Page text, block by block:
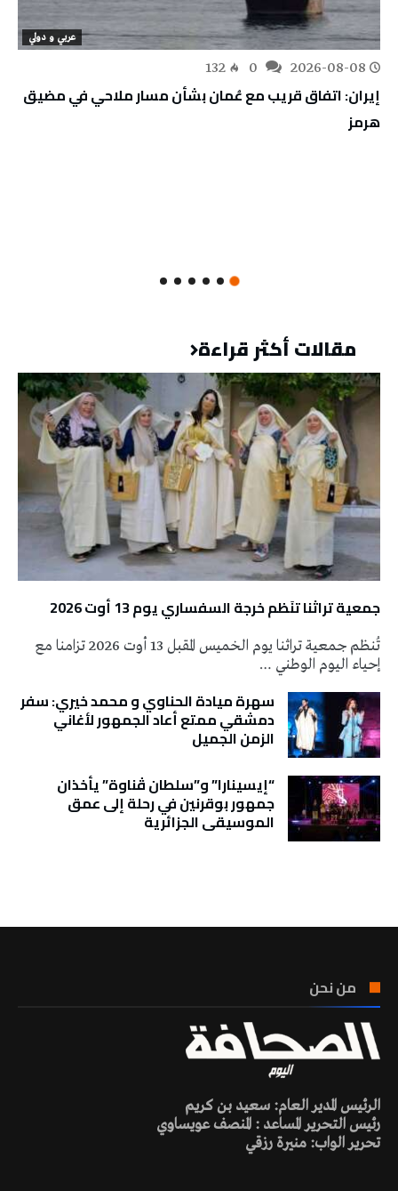
عربي و دولي
2026-08-08
132
إيران: اتفاق قريب مع عُمان بشأن مسار ملاحي في مضيق
هرمز
مقالات أكثر قراءة
جمعية تراثنا تنَظم خرجة السفساري يوم 13 أوت 2026
تُنظم جمعية تراثنا يوم الخميس المقبل 13 أوت 2026 تزامنا مع
إحياء اليوم الوطني …
سهرة ميادة الحناوي و محمد خيري: سفر
دمشقي ممتع أعاد الجمهور لأغاني
الزمن الجميل
“إيسينارا” و”سلطان ڤناوة” يأخذان
جمهور بوقرنين في رحلة إلى عمق
الموسيقى الجزائرية
من نحن
الرئيس المدير العام: سعيد بن كريم
رئيس التحرير المساعد : المنصف عويساوي
تحرير الواب: منيرة رزقي